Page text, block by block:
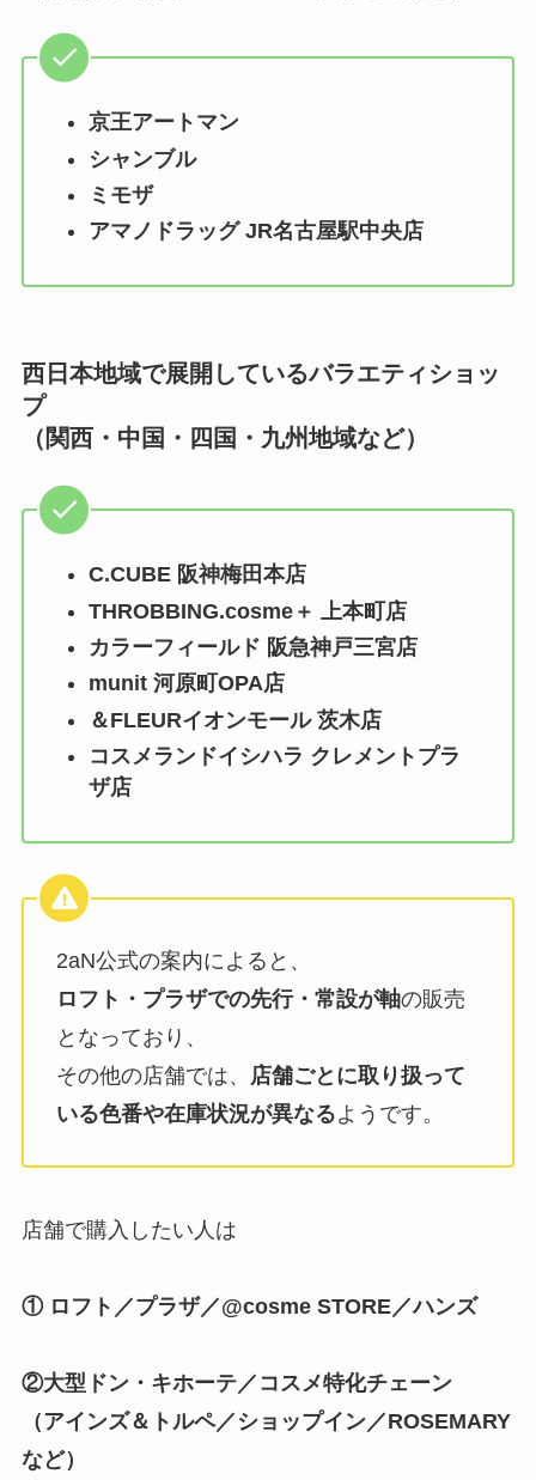
京王アートマン
シャンブル
ミモザ
アマノドラッグ JR名古屋駅中央店
西日本地域で展開しているバラエティショッ
プ
（関西・中国・四国・九州地域など）
C.CUBE 阪神梅田本店
THROBBING.cosme＋ 上本町店
カラーフィールド 阪急神戸三宮店
munit 河原町OPA店
＆FLEURイオンモール 茨木店
コスメランドイシハラ クレメントプラ
ザ店
2aN公式の案内によると、
ロフト・プラザでの先行・常設が軸の販売
となっており、
その他の店舗では、 店舗ごとに取り扱って
いる色番や在庫状況が異なるようです。
店舗で購入したい人は
① ロフト／プラザ／@cosme STORE／ハンズ
②大型ドン・キホーテ／コスメ特化チェーン
（アインズ＆トルペ／ショップイン／ROSEMARY
など）